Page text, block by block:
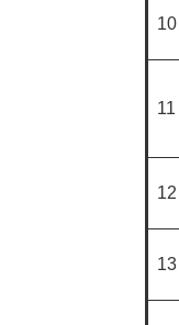
10
11
12
13